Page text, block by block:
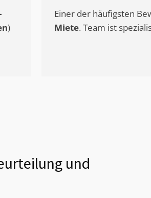
)
Einer der häufigsten
Miete. Team ist
und